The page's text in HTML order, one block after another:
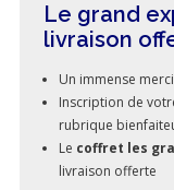
Le grand
livraison
Un immense
Inscription de
rubrique
Le coffret les
livraison offerte